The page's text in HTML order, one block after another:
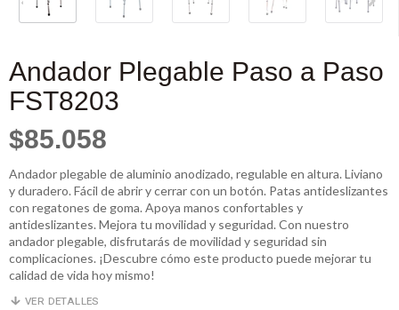
Andador Plegable Paso a Paso
FST8203
$85.058
Andador plegable de aluminio anodizado, regulable en altura. Liviano
y duradero. Fácil de abrir y cerrar con un botón. Patas antideslizantes
con regatones de goma. Apoya manos confortables y
antideslizantes. Mejora tu movilidad y seguridad. Con nuestro
andador plegable, disfrutarás de movilidad y seguridad sin
complicaciones. ¡Descubre cómo este producto puede mejorar tu
calidad de vida hoy mismo!
VER DETALLES